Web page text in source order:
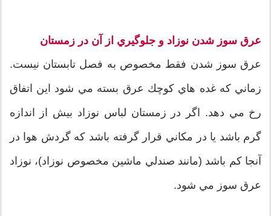
عرق سوز شدن نوزاد و جلوگيري از آن در زمستان
عرق سوز شدن فقط مخصوص به فصل تابستان نيست.
زماني كه غده هاي كوچك عرق بسته مي شود اين اتفاق
رخ مي دهد. اگر در زمستان لباس نوزاد بيش از اندازه
گرم باشد يا در مكاني قرار گرفته باشد كه گردش هوا در
آنجا كم باشد (مانند صندلي ماشين مخصوص نوزاد)، نوزاد
عرق سوز مي شود.